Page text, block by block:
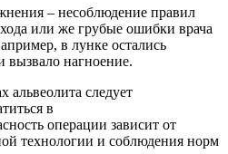
– несоблюдение правил
или же грубые ошибки врача
в лунке остались
вызвало нагноение.
альвеолита следует
в
операции зависит от
технологии и соблюдения норм